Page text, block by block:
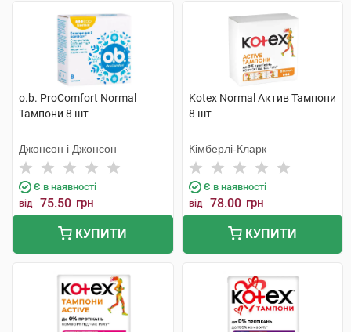
o.b. ProComfort Normal
Тампони 8 шт
Джонсон і Джонсон
Є в наявності
від 75.50 грн
КУПИТИ
Kotex Normal Актив Тампони
8 шт
Кімберлі-Кларк
Є в наявності
від 78.00 грн
КУПИТИ